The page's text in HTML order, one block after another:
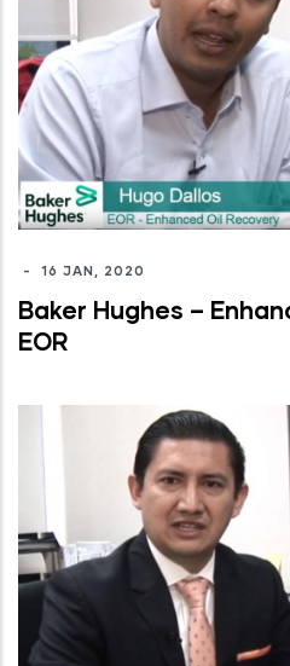
- 16 JAN, 2020
Baker Hughes –
EOR